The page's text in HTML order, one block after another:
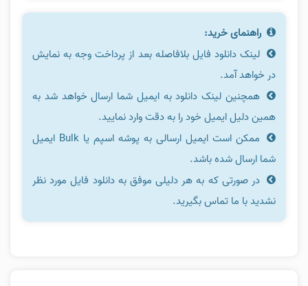
راهنمای خرید:
لینک دانلود فایل بلافاصله بعد از پرداخت وجه به نمایش
در خواهد آمد.
همچنین لینک دانلود به ایمیل شما ارسال خواهد شد به
همین دلیل ایمیل خود را به دقت وارد نمایید.
ممکن است ایمیل ارسالی به پوشه اسپم یا Bulk ایمیل
شما ارسال شده باشد.
در صورتی که به هر دلیلی موفق به دانلود فایل مورد نظر
نشدید با ما تماس بگیرید.